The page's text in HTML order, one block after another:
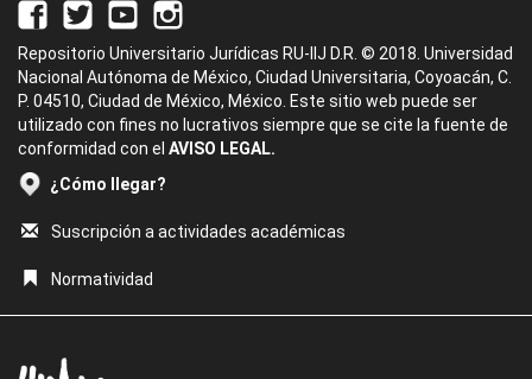
Repositorio Universitario Jurídicas RU-IIJ D.R. © 2018. Universidad
Nacional Autónoma de México, Ciudad Universitaria, Coyoacán, C.
P. 04510, Ciudad de México, México. Este sitio web puede ser
utilizado con fines no lucrativos siempre que se cite la fuente de
conformidad con el AVISO LEGAL.
¿Cómo llegar?
Suscripción a actividades académicas
Normatividad